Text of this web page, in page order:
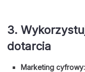
3.
dotarcia
Marketing cyfrowy: